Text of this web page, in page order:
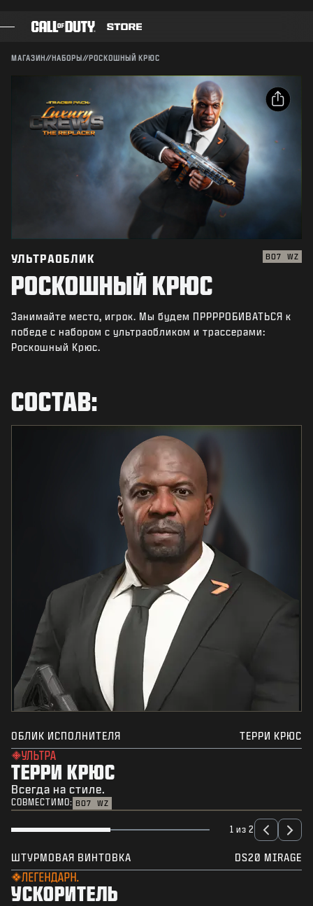
БОЕВОЙ ПРОПУСК
ЧЕРНЫЙ СЕКТОР
ИГРЫ
НОВОСТИ
STORE
ПОДДЕРЖКА
|
МАГАЗИН//НАБОРЫ//РОСКОШНЫЙ КРЮС
Совместимо:
ПОДТВЕРДИТЬ ПОКУПКУ
ОТМЕНА
Activision может в любое время обновлять, заменять
и удалять игровые материалы.
ОПУБЛИКОВАТЬ
Электронная почта
Facebook
УЛЬТРАОБЛИК BO7 WZ
РОСКОШНЫЙ КРЮС
Занимайте место, игрок. Мы будем ПРРРРОБИВАТЬСЯ к
победе с набором с ультраобликом и трассерами:
Роскошный Крюс.
СОСТАВ:
ОБЛИК ИСПОЛНИТЕЛЯ ТЕРРИ КРЮС
УЛЬТРА
ТЕРРИ КРЮС
Всегда на стиле.
СОВМЕСТИМО: BO7 WZ
1 из 2
ШТУРМОВАЯ ВИНТОВКА DS20 MIRAGE
ЛЕГЕНДАРН.
УСКОРИТЕЛЬ